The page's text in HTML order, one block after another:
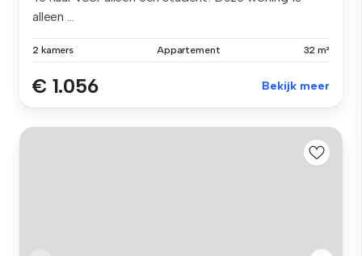
alleen ...
2 kamers Appartement 32 m²
€ 1.056 Bekijk meer